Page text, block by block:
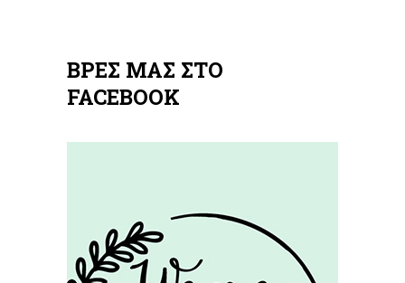
ΒΡΕΣ ΜΑΣ ΣΤΟ
FACEBOOK